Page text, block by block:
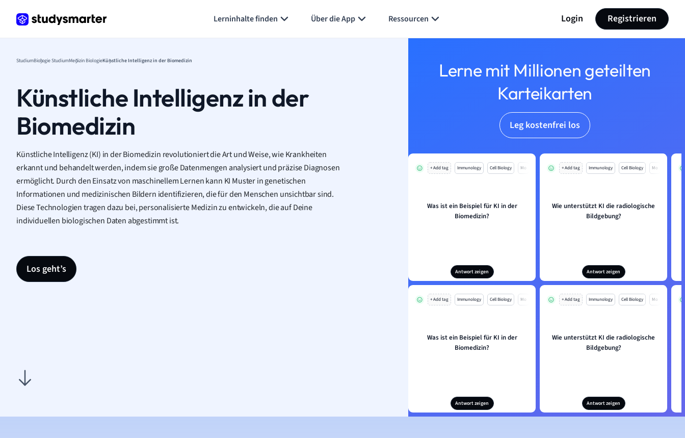
Lerninhalte finden Über die App Ressourcen Login Registrieren
StudiumBiologie StudiumMedizin BiologieKünstliche Intelligenz in der Biomedizin
Künstliche Intelligenz in der
Biomedizin
Künstliche Intelligenz (KI) in der Biomedizin revolutioniert die Art und Weise, wie Krankheiten
erkannt und behandelt werden, indem sie große Datenmengen analysiert und präzise Diagnosen
ermöglicht. Durch den Einsatz von maschinellem Lernen kann KI Muster in genetischen
Informationen und medizinischen Bildern identifizieren, die für den Menschen unsichtbar sind.
Diese Technologien tragen dazu bei, personalisierte Medizin zu entwickeln, die auf Deine
individuellen biologischen Daten abgestimmt ist.
Los geht’s
Lerne mit Millionen geteilten
Karteikarten
Leg kostenfrei los
+ Add tag Immunology Cell Biology Mo
Was ist ein Beispiel für KI in der
Biomedizin?
Antwort zeigen
+ Add tag Immunology Cell Biology Mo
Wie unterstützt KI die radiologische
Bildgebung?
Antwort zeigen
+ Add tag Immunology Cell Biology Mo
Was ist ein Beispiel für KI in der
Biomedizin?
Antwort zeigen
+ Add tag Immunology Cell Biology Mo
Wie unterstützt KI die radiologische
Bildgebung?
Antwort zeigen